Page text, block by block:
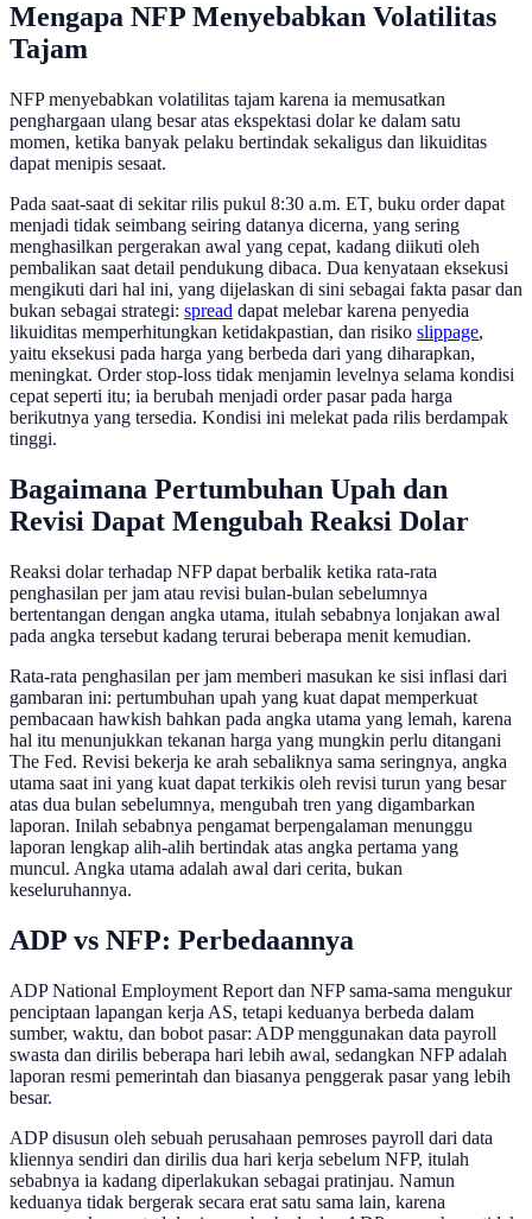
Mengapa NFP Menyebabkan Volatilitas
Tajam
NFP menyebabkan volatilitas tajam karena ia memusatkan
penghargaan ulang besar atas ekspektasi dolar ke dalam satu
momen, ketika banyak pelaku bertindak sekaligus dan likuiditas
dapat menipis sesaat.
Pada saat-saat di sekitar rilis pukul 8:30 a.m. ET, buku order dapat
menjadi tidak seimbang seiring datanya dicerna, yang sering
menghasilkan pergerakan awal yang cepat, kadang diikuti oleh
pembalikan saat detail pendukung dibaca. Dua kenyataan eksekusi
mengikuti dari hal ini, yang dijelaskan di sini sebagai fakta pasar dan
bukan sebagai strategi: spread dapat melebar karena penyedia
likuiditas memperhitungkan ketidakpastian, dan risiko slippage,
yaitu eksekusi pada harga yang berbeda dari yang diharapkan,
meningkat. Order stop-loss tidak menjamin levelnya selama kondisi
cepat seperti itu; ia berubah menjadi order pasar pada harga
berikutnya yang tersedia. Kondisi ini melekat pada rilis berdampak
tinggi.
Bagaimana Pertumbuhan Upah dan
Revisi Dapat Mengubah Reaksi Dolar
Reaksi dolar terhadap NFP dapat berbalik ketika rata-rata
penghasilan per jam atau revisi bulan-bulan sebelumnya
bertentangan dengan angka utama, itulah sebabnya lonjakan awal
pada angka tersebut kadang terurai beberapa menit kemudian.
Rata-rata penghasilan per jam memberi masukan ke sisi inflasi dari
gambaran ini: pertumbuhan upah yang kuat dapat memperkuat
pembacaan hawkish bahkan pada angka utama yang lemah, karena
hal itu menunjukkan tekanan harga yang mungkin perlu ditangani
The Fed. Revisi bekerja ke arah sebaliknya sama seringnya, angka
utama saat ini yang kuat dapat terkikis oleh revisi turun yang besar
atas dua bulan sebelumnya, mengubah tren yang digambarkan
laporan. Inilah sebabnya pengamat berpengalaman menunggu
laporan lengkap alih-alih bertindak atas angka pertama yang
muncul. Angka utama adalah awal dari cerita, bukan
keseluruhannya.
ADP vs NFP: Perbedaannya
ADP National Employment Report dan NFP sama-sama mengukur
penciptaan lapangan kerja AS, tetapi keduanya berbeda dalam
sumber, waktu, dan bobot pasar: ADP menggunakan data payroll
swasta dan dirilis beberapa hari lebih awal, sedangkan NFP adalah
laporan resmi pemerintah dan biasanya penggerak pasar yang lebih
besar.
ADP disusun oleh sebuah perusahaan pemroses payroll dari data
kliennya sendiri dan dirilis dua hari kerja sebelum NFP, itulah
sebabnya ia kadang diperlakukan sebagai pratinjau. Namun
keduanya tidak bergerak secara erat satu sama lain, karena